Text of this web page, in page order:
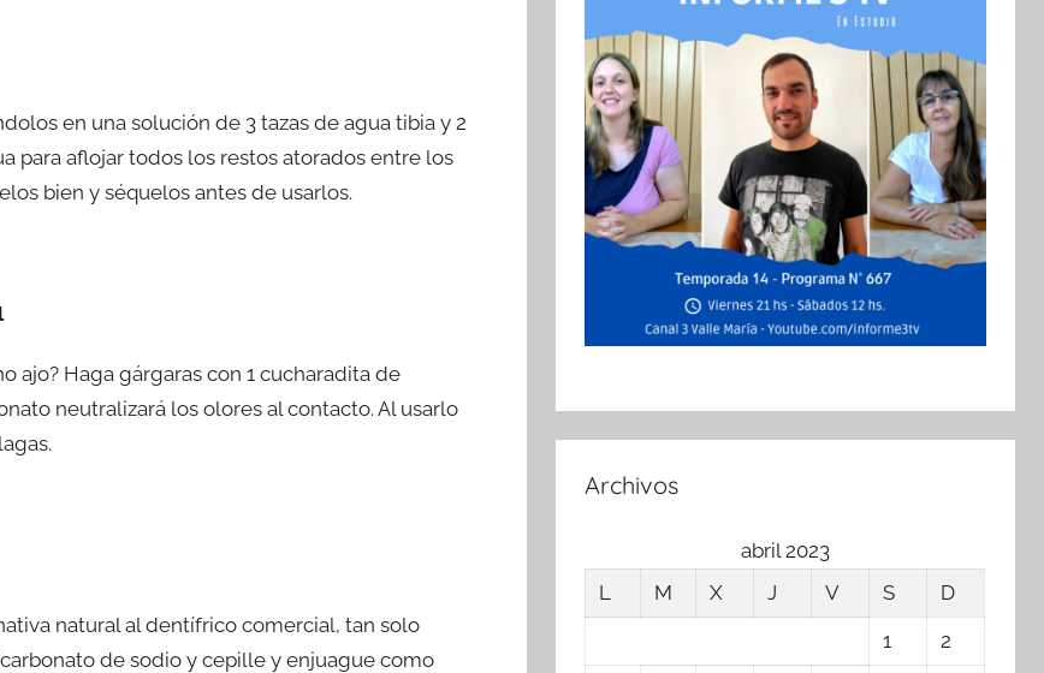
en una solución de 3 tazas de agua tibia y 2
para aflojar todos los restos atorados entre los
bien y séquelos antes de usarlos.
ajo? Haga gárgaras con 1 cucharadita de
neutralizará los olores al contacto. Al usarlo
natural al dentífrico comercial, tan solo
de sodio y cepille y enjuague como
Archivos
abril 2023
L
M X J V S
D
1
2